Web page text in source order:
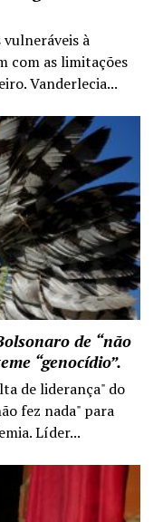
vulneráveis à
com as limitações
Vanderlecia...
de “não
“genocídio”.
de liderança" do
fez nada" para
Líder...